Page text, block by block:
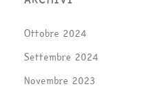
Ottobre 2024
Settembre 2024
Novembre 2023